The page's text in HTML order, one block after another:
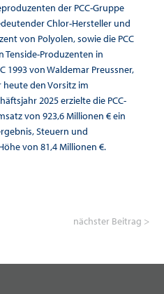
der PCC-Gruppe
Chlor-Hersteller und
von Polyolen, sowie die PCC
Tenside-Produzenten in
1993 von Waldemar Preussner,
heute den Vorsitz im
2025 erzielte die PCC-
von 923,6 Millionen € ein
Steuern und
von 81,4 Millionen €.
nächster Beitrag >